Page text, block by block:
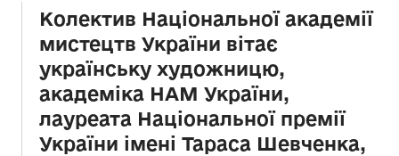
Колектив Національної академії
мистецтв України вітає
українську художницю,
академіка НАМ України,
лауреата Національної премії
України імені Тараса Шевченка,